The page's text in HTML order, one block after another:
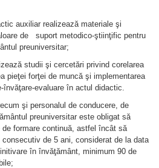
auxiliar realizează materiale şi
de suport metodico-ştiinţific pentru
preuniversitar;
studii şi cercetări privind corelarea
pieţei forţei de muncă şi implementarea
învăţare-evaluare în actul didactic.
şi personalul de conducere, de
preuniversitar este obligat să
formare continuă, astfel încât să
de 5 ani, considerat de la data
în învăţământ, minimum 90 de